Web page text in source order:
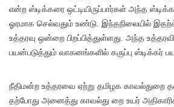
என்ற ஸ்டிக்கரை ஒட்டியிருப்பார்கள் அந்த
ஓரமாக செல்வதும் உண்டு. இந்தநிலையில்
உத்தரவு ஒன்றை பிறப்பித்துள்ளது. அந்த
பயன்படுத்தும் வாகனங்களில் கருப்பு ஸ்டிக்கர்
நீதிமன்ற உத்தரவை ஏற்று தமிழக காவல்துறை
தற்போது அனைத்து காவல்து றை உயர்